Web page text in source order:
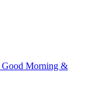
Good Morning &